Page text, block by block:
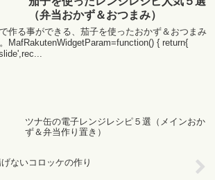
（弁当おかず＆おつまみ）
作る事ができる、茄子を使ったおかず＆おつまみ
MafRakutenWidgetParam=function() { return{
ツナ缶の電子レンジレシピ５選（メインおか
ず＆弁当作り置き）
ないコロッケの作り